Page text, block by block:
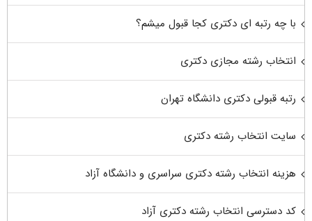
با چه رتبه ای دکتری کجا قبول میشم؟
انتخاب رشته مجازی دکتری
رتبه قبولی دکتری دانشگاه تهران
سایت انتخاب رشته دکتری
هزینه انتخاب رشته دکتری سراسری و دانشگاه آزاد
کد دسترسی انتخاب رشته دکتری آزاد